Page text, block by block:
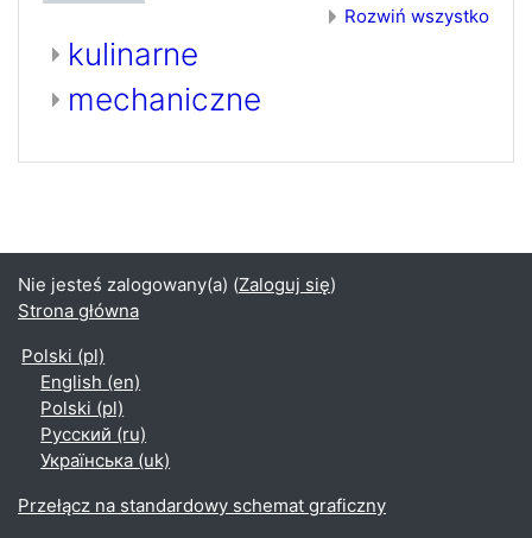
Rozwiń wszystko
kulinarne
mechaniczne
Nie jesteś zalogowany(a) (Zaloguj się)
Strona główna
Polski ‎(pl)‎
English ‎(en)‎
Polski ‎(pl)‎
Русский ‎(ru)‎
Українська ‎(uk)‎
Przełącz na standardowy schemat graficzny